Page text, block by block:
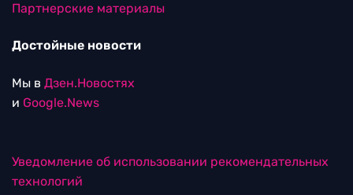
Партнерские материалы
Достойные новости
Мы в Дзен.Новостях
и Google.News
Уведомление об использовании рекомендательных
технологий